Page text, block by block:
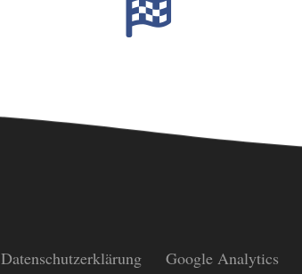
Datenschutzerklärung Google Analytics